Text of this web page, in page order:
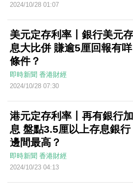
2024/10/28 01:07
美元定存利率丨銀行美元存
息大比併 賺逾5厘回報有咩
條件？
即時新聞 香港財經
2024/10/28 07:30
港元定存利率丨再有銀行加
息 盤點3.5厘以上存息銀行
邊間最高？
即時新聞 香港財經
2024/10/23 04:13